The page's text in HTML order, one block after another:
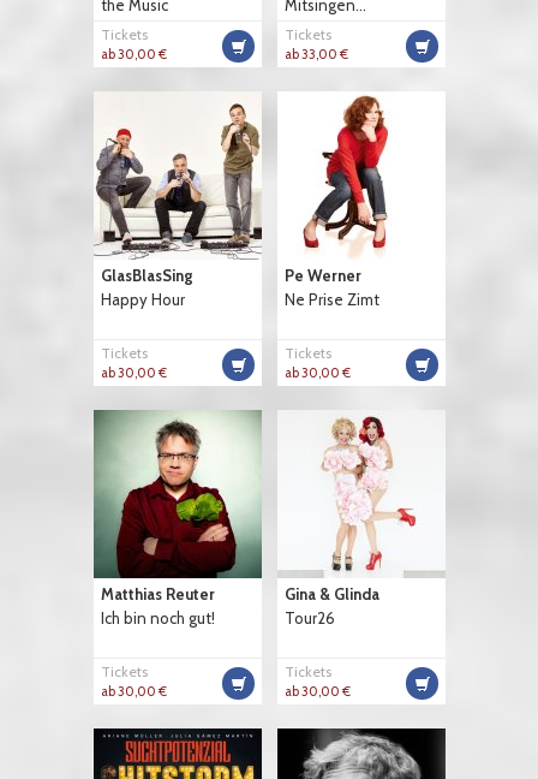
the Music
Tickets
ab 30,00 €
Mitsingen...
Tickets
ab 33,00 €
GlasBlasSing
Happy Hour
Tickets
ab 30,00 €
Pe Werner
Ne Prise Zimt
Tickets
ab 30,00 €
Matthias Reuter
Ich bin noch gut!
Tickets
ab 30,00 €
Gina & Glinda
Tour26
Tickets
ab 30,00 €